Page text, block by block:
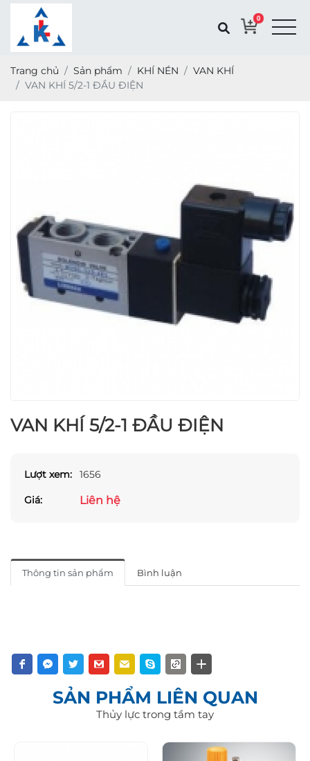
0
Trang chủ Sản phẩm KHÍ NÉN
VAN KHÍ
VAN KHÍ 5/2-1 ĐẦU ĐIỆN
VAN KHÍ 5/2-1 ĐẦU ĐIỆN
Lượt xem: 1656
Giá: Liên hệ
Thông tin sản phẩm Bình luận
SẢN PHẨM LIÊN QUAN
Thủy lực trong tầm tay